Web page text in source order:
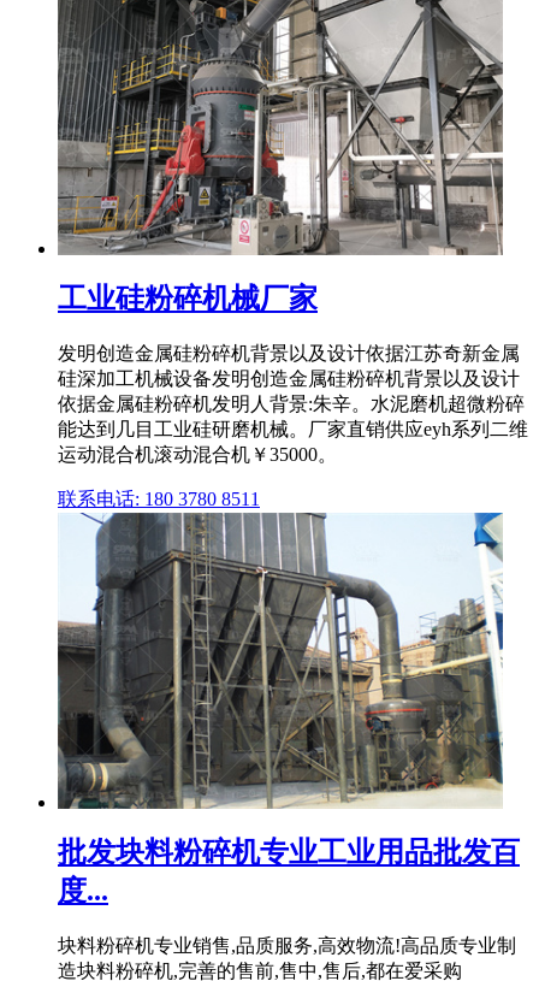
工业硅粉碎机械厂家
发明创造金属硅粉碎机背景以及设计依据江苏奇新金属
硅深加工机械设备发明创造金属硅粉碎机背景以及设计
依据金属硅粉碎机发明人背景:朱辛。水泥磨机超微粉碎
能达到几目工业硅研磨机械。厂家直销供应eyh系列二维
运动混合机滚动混合机￥35000。
联系电话: 180 3780 8511
批发块料粉碎机专业工业用品批发百
度...
块料粉碎机专业销售,品质服务,高效物流!高品质专业制
造块料粉碎机,完善的售前,售中,售后,都在爱采购